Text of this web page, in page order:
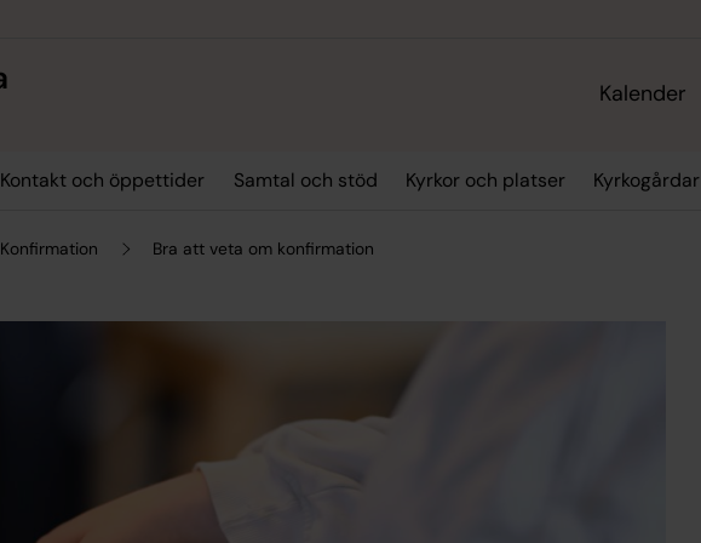
Kalender
Kontakt och öppettider Samtal och stöd Kyrkor och platser Kyrkogårdar
Konfirmation Bra att veta om konfirmation